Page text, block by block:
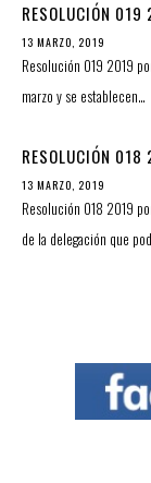
RESOLUCIÓN 019
13 MARZO, 2019
Resolución 019 2019
marzo y se establecen…
RESOLUCIÓN 018
13 MARZO, 2019
Resolución 018 2019
de la delegación que